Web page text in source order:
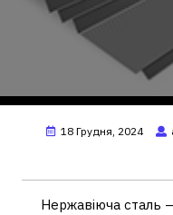
18 Грудня, 2024
Нержавіюча сталь